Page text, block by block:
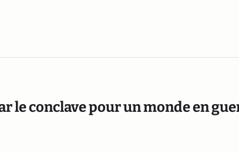
le conclave pour un monde en